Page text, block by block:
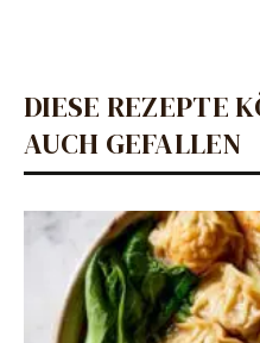
DIESE REZEPTE
AUCH GEFALLEN